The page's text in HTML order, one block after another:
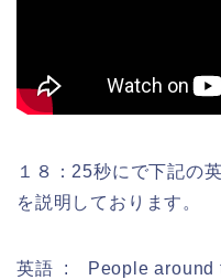
１８：25秒にで下記の
を説明しております。
英語 : People around